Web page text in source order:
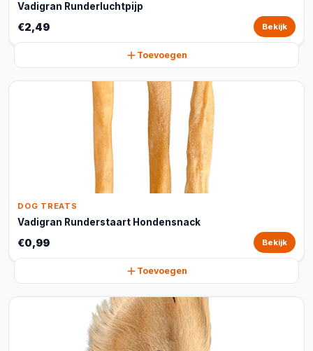
Vadigran Runderluchtpijp
€2,49 Bekijk
Toevoegen
DOG TREATS
Vadigran Runderstaart Hondensnack
€0,99 Bekijk
Toevoegen